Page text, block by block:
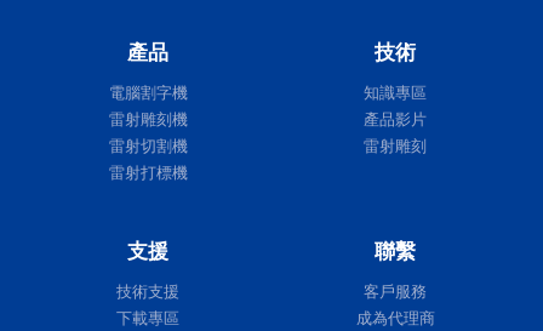
產品
電腦割字機
雷射雕刻機
雷射切割機
雷射打標機
技術
知識專區
產品影片
雷射雕刻
支援
技術支援
下載專區
聯繫
客戶服務
成為代理商